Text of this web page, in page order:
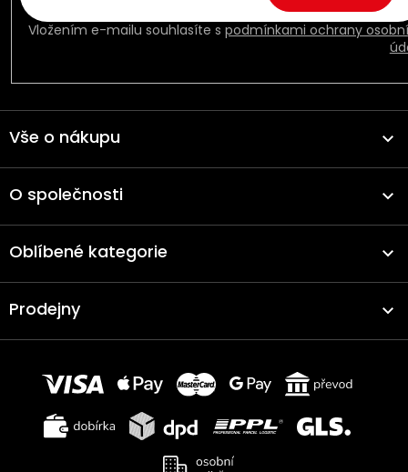
Vložením e-mailu souhlasíte s podmínkami ochrany
Vše o nákupu
O společnosti
Oblíbené kategorie
Prodejny